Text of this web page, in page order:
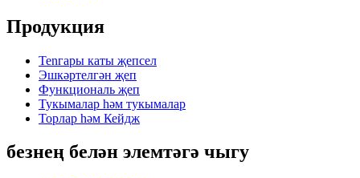
Продукция
Tenгары каты җепсел
Эшкәртелгән җеп
Функциональ җеп
Тукымалар һәм тукымалар
Торлар һәм Кейдж
безнең белән элемтәгә чыгу